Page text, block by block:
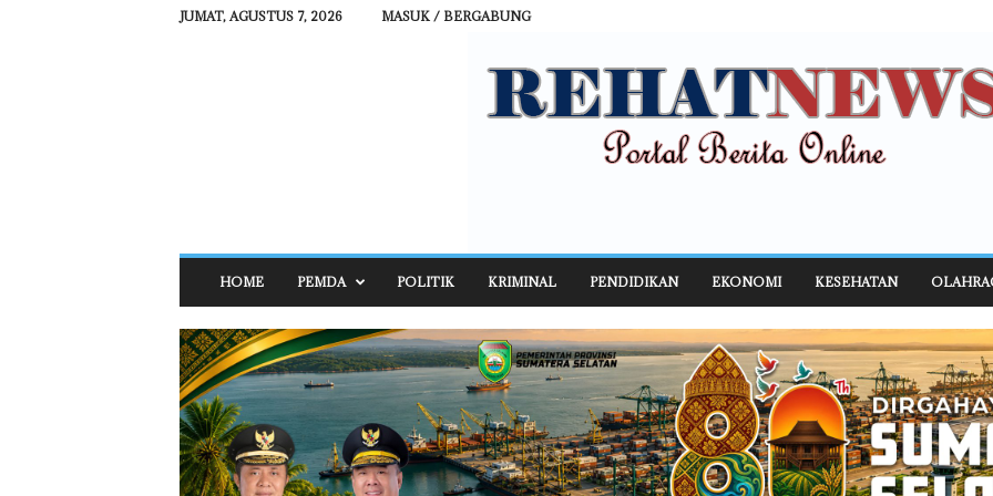
JUMAT, AGUSTUS 7, 2026 MASUK / BERGABUNG
H
A
T
N
E
W
S
HOME PEMDA POLITIK KRIMINAL PENDIDIKAN EKONOMI KESEHATAN